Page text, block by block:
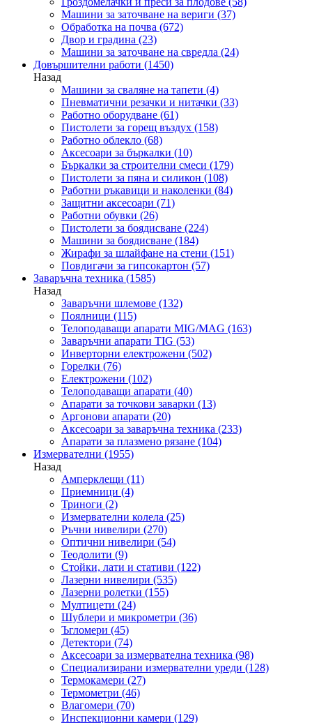
Машини за заточване на вериги (37)
Обработка на почва (672)
Двор и градина (23)
Машини за заточване на свредла (24)
Довършителни работи (1450)
Назад
Машини за сваляне на тапети (4)
Пневматични резачки и нитачки (33)
Работно оборудване (61)
Пистолети за горещ въздух (158)
Работно облекло (68)
Аксесоари за бъркалки (10)
Бъркалки за строителни смеси (179)
Пистолети за пяна и силикон (108)
Работни ръкавици и наколенки (84)
Защитни аксесоари (71)
Работни обувки (26)
Пистолети за боядисване (224)
Машини за боядисване (184)
Жирафи за шлайфане на стени (151)
Повдигачи за гипсокартон (57)
Заваръчна техника (1585)
Назад
Заваръчни шлемове (132)
Поялници (115)
Телоподаващи апарати MIG/MAG (163)
Заваръчни апарати TIG (53)
Инверторни електрожени (502)
Горелки (76)
Електрожени (102)
Телоподаващи апарати (40)
Апарати за точкови заварки (13)
Аргонови апарати (20)
Аксесоари за заваръчна техника (233)
Апарати за плазмено рязане (104)
Измервателни (1955)
Назад
Амперклещи (11)
Приемници (4)
Триноги (2)
Измервателни колела (25)
Ръчни нивелири (270)
Оптични нивелири (54)
Теодолити (9)
Стойки, лати и стативи (122)
Лазерни нивелири (535)
Лазерни ролетки (155)
Мултицети (24)
Шублери и микрометри (36)
Ъгломери (45)
Детектори (74)
Аксесоари за измервателна техника (98)
Специализирани измервателни уреди (128)
Термокамери (27)
Термометри (46)
Влагомери (70)
Инспекционни камери (129)